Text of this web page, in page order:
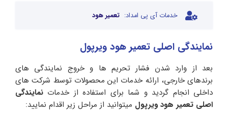
خدمات آی پی امداد: تعمیر هود
نمایندگی اصلی تعمیر هود ویرپول
بعد از وارد شدن فشار تحریم ها و خروج نمایندگی های
برندهای خارجی، ارائه خدمات این محصولات توسط شرکت های
داخلی انجام گردید و شما برای استفاده از خدمات نمایندگی
اصلی تعمیر هود ویرپول میتوانید از مراحل زیر اقدام نمایید: